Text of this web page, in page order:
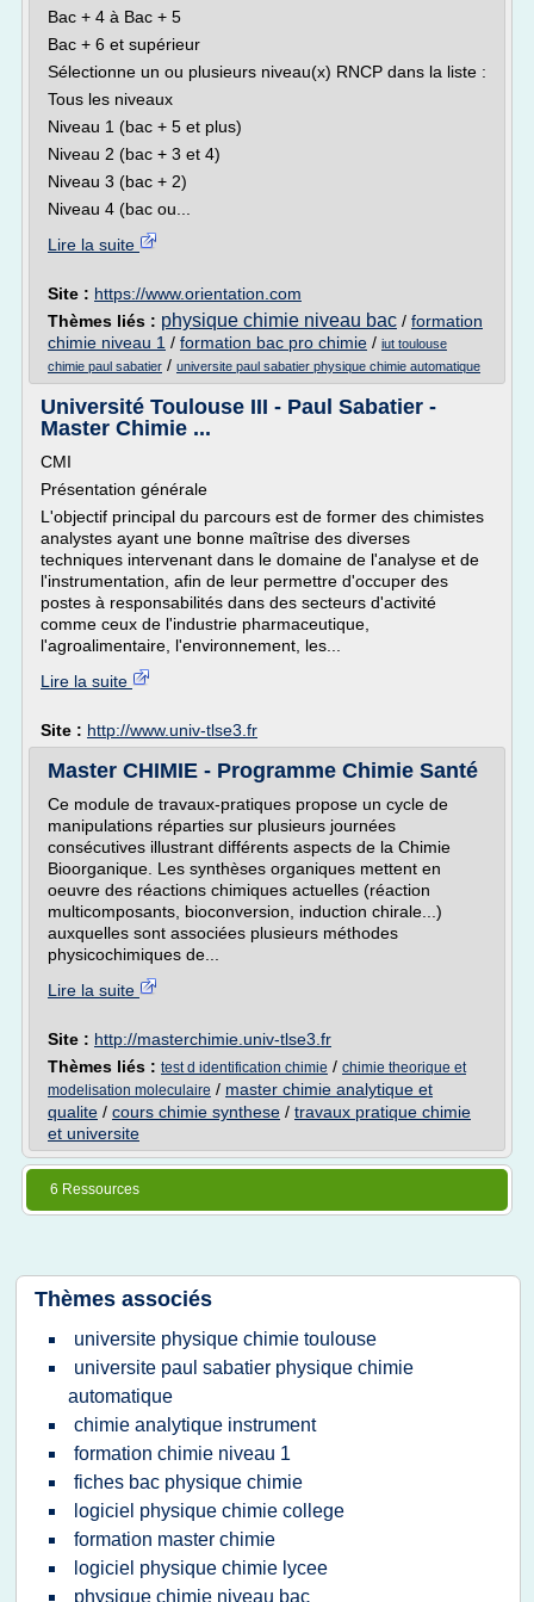
Bac + 4 à Bac + 5
Bac + 6 et supérieur
Sélectionne un ou plusieurs niveau(x) RNCP dans la liste :
Tous les niveaux
Niveau 1 (bac + 5 et plus)
Niveau 2 (bac + 3 et 4)
Niveau 3 (bac + 2)
Niveau 4 (bac ou...
Lire la suite
Site : https://www.orientation.com
Thèmes liés : physique chimie niveau bac / formation
chimie niveau 1 / formation bac pro chimie / iut toulouse
chimie paul sabatier / universite paul sabatier physique chimie automatique
Université Toulouse III - Paul Sabatier -
Master Chimie ...
CMI
Présentation générale
L'objectif principal du parcours est de former des chimistes
analystes ayant une bonne maîtrise des diverses
techniques intervenant dans le domaine de l'analyse et de
l'instrumentation, afin de leur permettre d'occuper des
postes à responsabilités dans des secteurs d'activité
comme ceux de l'industrie pharmaceutique,
l'agroalimentaire, l'environnement, les...
Lire la suite
Site : http://www.univ-tlse3.fr
Master CHIMIE - Programme Chimie Santé
Ce module de travaux-pratiques propose un cycle de
manipulations réparties sur plusieurs journées
consécutives illustrant différents aspects de la Chimie
Bioorganique. Les synthèses organiques mettent en
oeuvre des réactions chimiques actuelles (réaction
multicomposants, bioconversion, induction chirale...)
auxquelles sont associées plusieurs méthodes
physicochimiques de...
Lire la suite
Site : http://masterchimie.univ-tlse3.fr
Thèmes liés : test d identification chimie / chimie theorique et
modelisation moleculaire / master chimie analytique et
qualite / cours chimie synthese / travaux pratique chimie
et universite
6 Ressources
Thèmes associés
universite physique chimie toulouse
universite paul sabatier physique chimie
automatique
chimie analytique instrument
formation chimie niveau 1
fiches bac physique chimie
logiciel physique chimie college
formation master chimie
logiciel physique chimie lycee
physique chimie niveau bac